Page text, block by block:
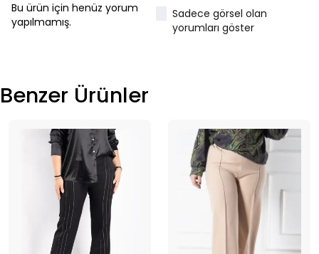
Bu ürün için henüz yorum
yapılmamış.
Sadece görsel olan
yorumları göster
Benzer Ürünler